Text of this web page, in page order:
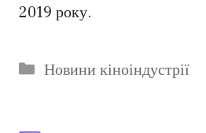
2019 року.
Категорії
Новини кіноіндустрії